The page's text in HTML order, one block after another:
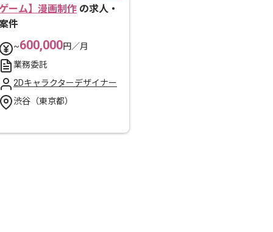
ーム】漫画制作 の求人・
件
~600,000円／月
業務委託
2Dキャラクターデザイナー
渋谷（東京都）